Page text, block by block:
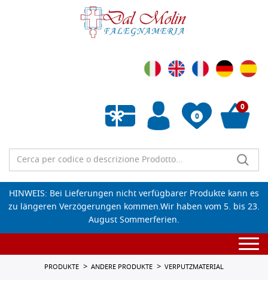
0
Wunschliste leeren
0
HINWEIS: Bei Lieferungen nicht verfügbarer Produkte kann es
zu längeren Verzögerungen kommen.Wir haben vom 5. bis 23.
August Sommerferien.
PRODUKTE ANDERE PRODUKTE VERPUTZMATERIAL